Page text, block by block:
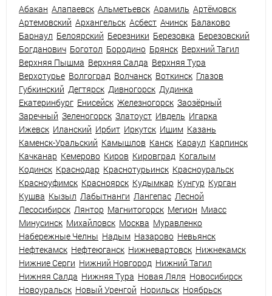
Абакан Алапаевск Альметьевск Арамиль Артёмовск
Артемовский Архангельск Асбест Ачинск Балаково
Барнаул Белоярский Березники Березовка Березовский
Богданович Боготол Бородино Брянск Верхний Тагил
Верхняя Пышма Верхняя Салда Верхняя Тура
Верхотурье Волгоград Волчанск Воткинск Глазов
Губкинский Дегтярск Дивногорск Дудинка
Екатеринбург Енисейск Железногорск Заозёрный
Заречный Зеленогорск Златоуст Ивдель Игарка
Ижевск Иланский Ирбит Иркутск Ишим Казань
Каменск-Уральский Камышлов Канск Караул Карпинск
Качканар Кемерово Киров Кировград Когалым
Кодинск Краснодар Краснотурьинск Красноуральск
Красноуфимск Красноярск Кудымкар Кунгур Курган
Кушва Кызыл Лабытнанги Лангепас Лесной
Лесосибирск Лянтор Магнитогорск Мегион Миасс
Минусинск Михайловск Москва Муравленко
Набережные Челны Надым Назарово Невьянск
Нефтекамск Нефтеюганск Нижневартовск Нижнекамск
Нижние Серги Нижний Новгород Нижний Тагил
Нижняя Салда Нижняя Тура Новая Ляля Новосибирск
Новоуральск Новый Уренгой Норильск Ноябрьск